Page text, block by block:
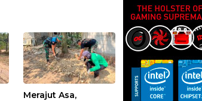
Merajut Asa,